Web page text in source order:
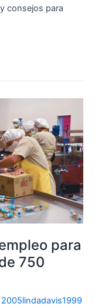
consejos para
para
750
2005lindadavis1999